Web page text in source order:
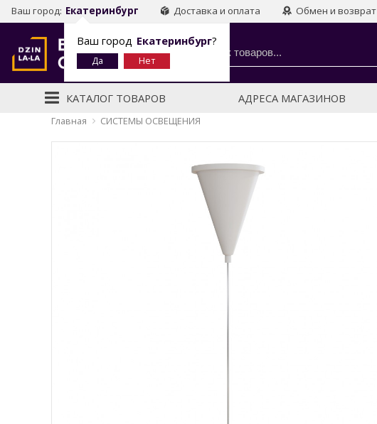
Ваш город: Екатеринбург
Ваш город Екатеринбург?
Доставка и оплата Обмен и возврат
КАТАЛОГ ТОВАРОВ АДРЕСА МАГАЗИНОВ
Главная СИСТЕМЫ ОСВЕЩЕНИЯ